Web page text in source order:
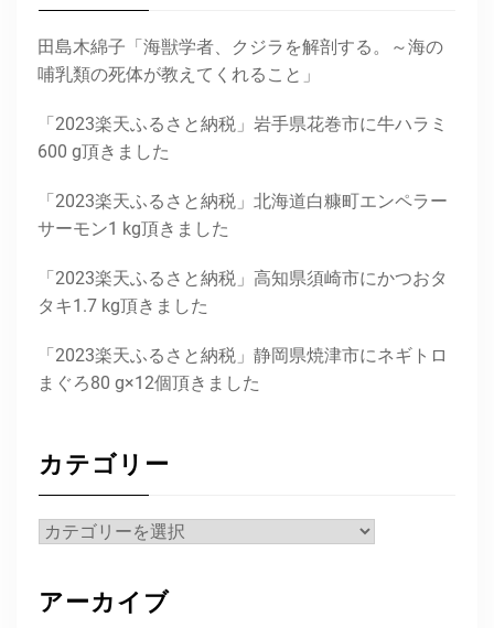
田島木綿子「海獣学者、クジラを解剖する。～海の
哺乳類の死体が教えてくれること」
「2023楽天ふるさと納税」岩手県花巻市に牛ハラミ
600 g頂きました
「2023楽天ふるさと納税」北海道白糠町エンペラー
サーモン1 kg頂きました
「2023楽天ふるさと納税」高知県須崎市にかつおタ
タキ1.7 kg頂きました
「2023楽天ふるさと納税」静岡県焼津市にネギトロ
まぐろ80 g×12個頂きました
カテゴリー
カ
リ
アーカイブ